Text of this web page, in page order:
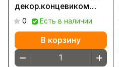
декор.концевиком
ПУЛЬКА п/э ( ≈1,2 м)
0 Есть в наличии
В корзину